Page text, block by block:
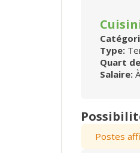
Type:
Quart
Salaire:
Postes